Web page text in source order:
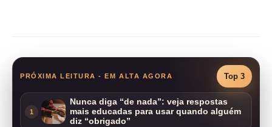
PRÓXIMA LEITURA - EM ALTA AGORA Top 3
1
Nunca diga “de nada”: veja respostas
mais educadas para usar quando alguém
diz “obrigado”